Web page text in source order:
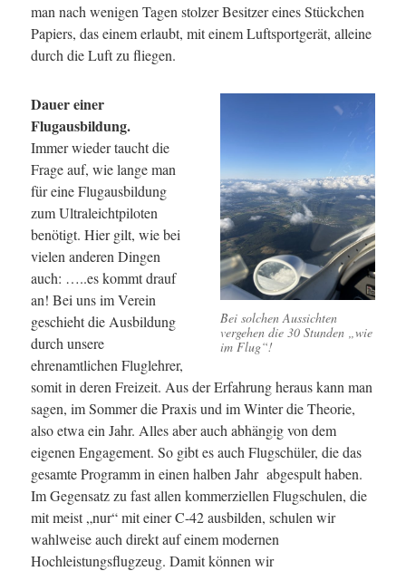
man nach wenigen Tagen stolzer Besitzer eines Stückchen
Papiers, das einem erlaubt, mit einem Luftsportgerät, alleine
durch die Luft zu fliegen.
Bei solchen Aussichten
vergehen die 30 Stunden „wie
im Flug“!
Dauer einer
Flugausbildung.
Immer wieder taucht die
Frage auf, wie lange man
für eine Flugausbildung
zum Ultraleichtpiloten
benötigt. Hier gilt, wie bei
vielen anderen Dingen
auch: …..es kommt drauf
an! Bei uns im Verein
geschieht die Ausbildung
durch unsere
ehrenamtlichen Fluglehrer,
somit in deren Freizeit. Aus der Erfahrung heraus kann man
sagen, im Sommer die Praxis und im Winter die Theorie,
also etwa ein Jahr. Alles aber auch abhängig von dem
eigenen Engagement. So gibt es auch Flugschüler, die das
gesamte Programm in einen halben Jahr abgespult haben.
Im Gegensatz zu fast allen kommerziellen Flugschulen, die
mit meist „nur“ mit einer C-42 ausbilden, schulen wir
wahlweise auch direkt auf einem modernen
Hochleistungsflugzeug. Damit können wir